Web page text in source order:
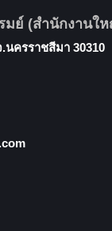
มย์ (สำนักงานใ
นครราชสีมา 30310